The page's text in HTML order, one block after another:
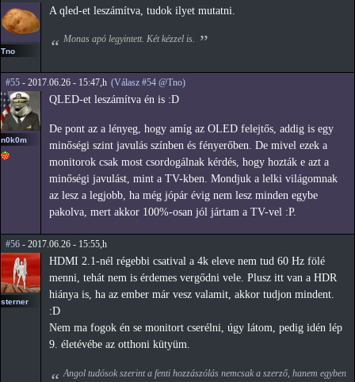
Tno
A qled-et leszámítva, tudok ilyet mutatni.
Monas apó legyintett. Két kézzel is.
#55 - 2017.06.26 - 15:47,h (Válasz #54 @Tno)
n0k0m
QLED-et leszámítva én is :D
De pont az a lényeg, hogy amíg az OLED felejtős, addig is egy
minőségi szint javulás színben és fényerőben. De mivel ezek a
monitorok csak most csordogálnak kérdés, hogy hozták e azt a
minőségi javulást, mint a TV-kben. Mondjuk a lelki világomnak
az lesz a legjobb, ha még jópár évig nem lesz minden egybe
pakolva, mert akkor 100%-osan jól jártam a TV-vel :P.
#56 - 2017.06.26 - 15:55,h
sterner
HDMI 2.1-nél régebbi csatival a 4k eleve nem tud 60 Hz fölé
menni, tehát nem is érdemes vergődni vele. Plusz itt van a HDR
hiánya is, ha az ember már vesz valamit, akkor tudjon mindent.
:D
Nem ma fogok én se monitort cserélni, úgy látom, pedig idén lép
9. életévébe az otthoni kütyüm.
Angol tudósok szerint a fenti hozzászólás nemcsak a szerző, hanem egyben